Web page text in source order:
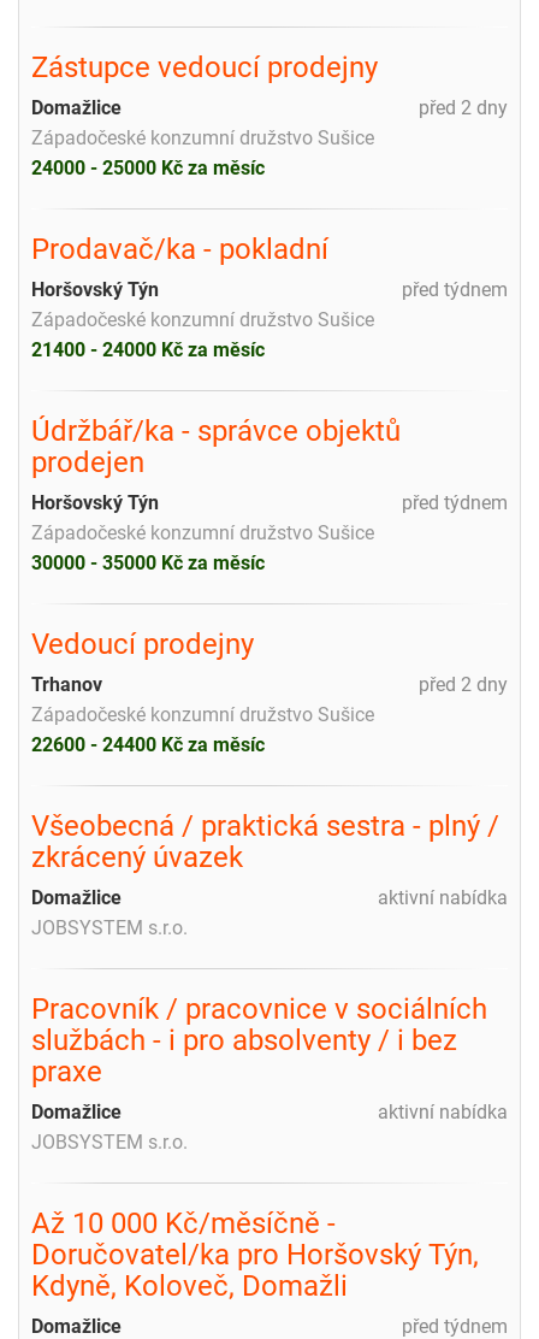
Zástupce vedoucí prodejny
před 2 dny
Domažlice
Západočeské konzumní družstvo Sušice
24000 - 25000 Kč za měsíc
Prodavač/ka - pokladní
před týdnem
Horšovský Týn
Západočeské konzumní družstvo Sušice
21400 - 24000 Kč za měsíc
Údržbář/ka - správce objektů
prodejen
před týdnem
Horšovský Týn
Západočeské konzumní družstvo Sušice
30000 - 35000 Kč za měsíc
Vedoucí prodejny
před 2 dny
Trhanov
Západočeské konzumní družstvo Sušice
22600 - 24400 Kč za měsíc
Všeobecná / praktická sestra - plný /
zkrácený úvazek
aktivní nabídka
Domažlice
JOBSYSTEM s.r.o.
Pracovník / pracovnice v sociálních
službách - i pro absolventy / i bez
praxe
aktivní nabídka
Domažlice
JOBSYSTEM s.r.o.
Až 10 000 Kč/měsíčně -
Doručovatel/ka pro Horšovský Týn,
Kdyně, Koloveč, Domažli
před týdnem
Domažlice